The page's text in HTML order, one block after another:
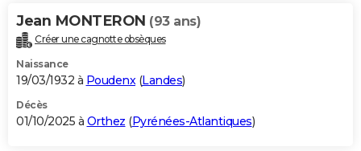
Carte de Noël
Carte Bonne année
Carte Saint-Valentin
Carte Pâques
Carte d'anniversaire
DICTIONNAIRE
Dictionnaire
Biographies
Citations
Expressions
Proverbes
PROGRAMME TV
S'inscrire
Se connecter
Lycées
Collèges
Primaires
Universités
Entreprises
Service militaire
Avis de recherche
AVIS DE DÉCÈS
Jean MONTERON (93 ans)
Créer une cagnotte obsèques
Naissance
19/03/1932 à Poudenx(Landes)
Décès
01/10/2025 à Orthez (Pyrénées-Atlantiques)